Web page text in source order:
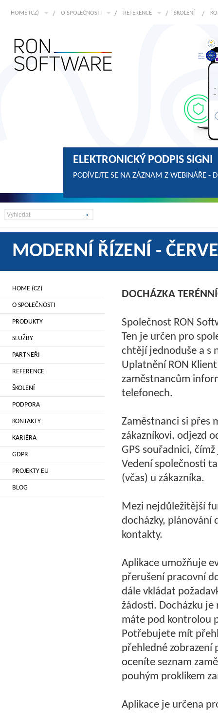
HOME (CZ) O SPOLEČNOSTI REFERENCE ŠKOLENÍ
ELEKTRONICKÝ PODPIS SIGNI
PODÍVEJTE SE NA ZÁZNAM Z WEBINÁŘE -
MODERNÍ ŘÍZENÍ -
HOME (CZ)
O SPOLEČNOSTI
PRODUKTY
SLUŽBY
PARTNEŘI
REFERENCE
ŠKOLENÍ
PODPORA
KONTAKTY
KARIÉRA
GDPR
PROJEKTY EU
BLOG
DOCHÁZKA
Společnost RON
Ten je určen pro
chtějí jednoduše a s
Uplatnění RON
zaměstnancům
telefonech.
Zaměstnanci si přes
zákazníkovi, odjezd
GPS souřadnici,
Vedení společnosti
(včas) u zákazníka.
Mezi nejdůležitější
docházky, plánování
kontakty.
Aplikace umožňuje
přerušení pracovní
dále vkládat
žádosti. Docházku
máte pod kontrolou
Potřebujete mít
přehledné
oceníte seznam
pouhým proklikem
Aplikace je určena